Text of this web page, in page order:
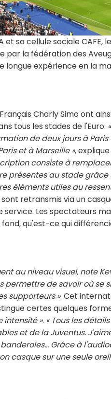
sa cellule sociale CAFE,
par la fédération des
longue expérience en la
Charly Simo ont
tous les stades de l'Euro.
de deux jours à
et à Marseille »,
consiste à
présentes au stade grâce
éléments utiles au
retransmis via un
service. Les spectateurs
qu'est-ce qui
au niveau visuel, note
permettre de savoir où se
supporteurs ». Cet
certes quelques
intensité ». « Tous les
et de la Juventus.
Grâce à
casque sur une seule